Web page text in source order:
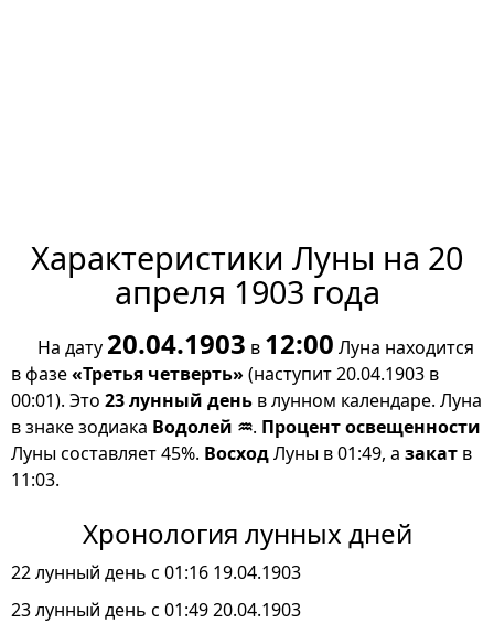
Характеристики Луны на 20
апреля 1903 года
На дату 20.04.1903 в 12:00 Луна находится
в фазе«Третья четверть»(наступит 20.04.1903 в
00:01). Это 23 лунный день в лунном календаре. Луна
в знаке зодиака Водолей ♒. Процент освещенности
Луны составляет 45%. ВосходЛуны в 01:49, а закат в
11:03.
Хронология лунных дней
22 лунный день с 01:16 19.04.1903
23 лунный день с 01:49 20.04.1903